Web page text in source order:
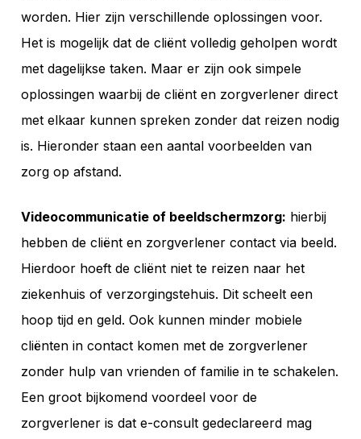
worden. Hier zijn verschillende oplossingen voor.
Het is mogelijk dat de cliënt volledig geholpen wordt
met dagelijkse taken. Maar er zijn ook simpele
oplossingen waarbij de cliënt en zorgverlener direct
met elkaar kunnen spreken zonder dat reizen nodig
is. Hieronder staan een aantal voorbeelden van
zorg op afstand.
Videocommunicatie of beeldschermzorg: hierbij
hebben de cliënt en zorgverlener contact via beeld.
Hierdoor hoeft de cliënt niet te reizen naar het
ziekenhuis of verzorgingstehuis. Dit scheelt een
hoop tijd en geld. Ook kunnen minder mobiele
cliënten in contact komen met de zorgverlener
zonder hulp van vrienden of familie in te schakelen.
Een groot bijkomend voordeel voor de
zorgverlener is dat e-consult gedeclareerd mag